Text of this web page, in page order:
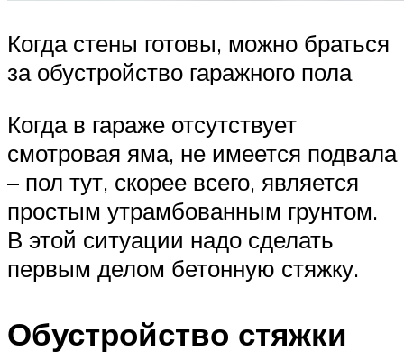
Когда стены готовы, можно браться
за обустройство гаражного пола
Когда в гараже отсутствует
смотровая яма, не имеется подвала
– пол тут, скорее всего, является
простым утрамбованным грунтом.
В этой ситуации надо сделать
первым делом бетонную стяжку.
Обустройство стяжки